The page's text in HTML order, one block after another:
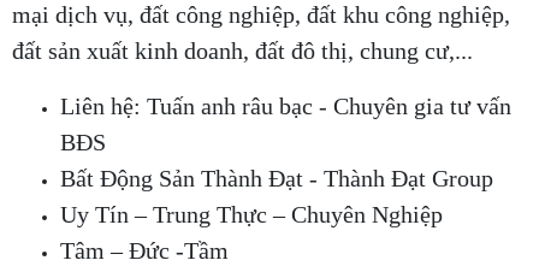
mại dịch vụ, đất công nghiệp, đất khu công nghiệp,
đất sản xuất kinh doanh, đất đô thị, chung cư,...
Liên hệ: Tuấn anh râu bạc - Chuyên gia tư vấn
BĐS
Bất Động Sản Thành Đạt - Thành Đạt Group
Uy Tín – Trung Thực – Chuyên Nghiệp
Tâm – Đức -Tầm